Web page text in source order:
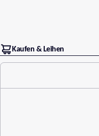
Kaufen & Leihen